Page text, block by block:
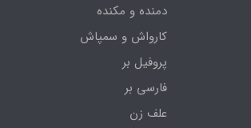
دمنده و مکنده
کارواش و سمپاش
پروفیل بر
فارسی بر
علف زن